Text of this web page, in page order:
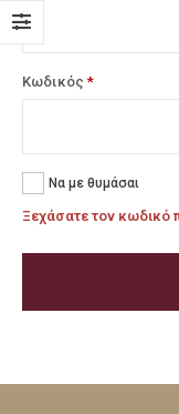
Κωδικός*
Να με θυμάσαι
Ξεχάσατε τον κωδικό